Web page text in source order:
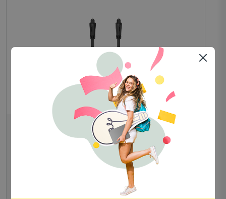
Cavi ed adattatori TV
Mtrading Cavo audio 7205134
13,90€
PREZZO CONSIGLIATO14,99 €
Aggiungi al carrello